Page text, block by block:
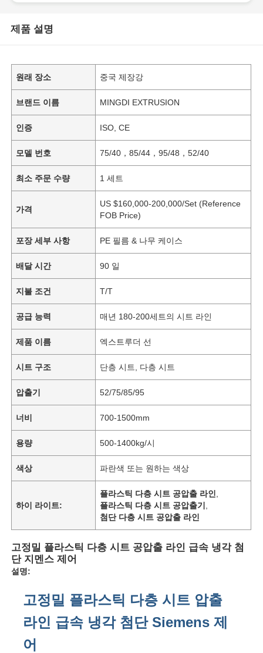
제품 설명
원래 장소 중국 제장강
브랜드 이름 MINGDI EXTRUSION
인증 ISO, CE
모델 번호 75/40，85/44，95/48，52/40
최소 주문 수량 1 세트
가격
US $160,000-200,000/Set (Reference
FOB Price)
포장 세부 사항 PE 필름 & 나무 케이스
배달 시간 90 일
지불 조건 T/T
공급 능력 매년 180-200세트의 시트 라인
제품 이름 엑스트루더 선
시트 구조 단층 시트, 다층 시트
압출기 52/75/85/95
너비 700-1500mm
용량 500-1400kg/시
색상 파란색 또는 원하는 색상
하이 라이트:
플라스틱 다층 시트 공압출 라인
플라스틱 다층 시트 공압출기
첨단 다층 시트 공압출 라인
고정밀 플라스틱 다층 시트 공압출 라인 급속 냉각 첨
단 지멘스 제어
설명:
고정밀 플라스틱 다층 시트 압출
라인 급속 냉각 첨단 Siemens 제
어